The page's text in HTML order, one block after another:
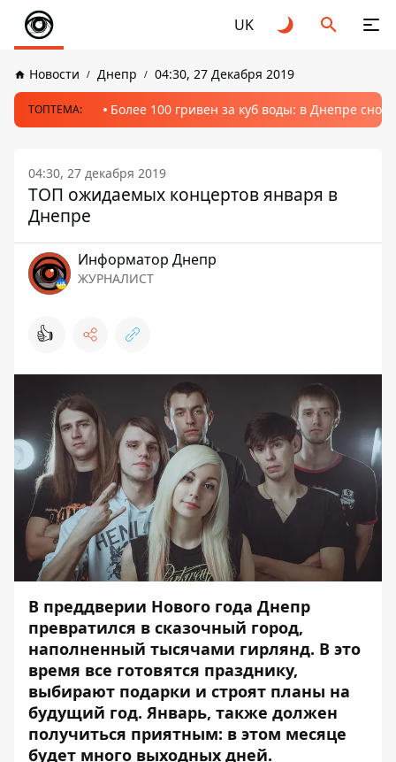
UK
Новости Днепр 04:30, 27 Декабря 2019
ТОПТЕМА: Более 100 гривен за куб воды: в Днепре
04:30, 27 декабря 2019
ТОП ожидаемых концертов января в
Днепре
Информатор Днепр
ЖУРНАЛИСТ
👍
В преддверии Нового года Днепр
превратился в сказочный город,
наполненный тысячами гирлянд. В это
время все готовятся празднику,
выбирают подарки и строят планы на
будущий год. Январь, также должен
получиться приятным: в этом месяце
будет много выходных дней.